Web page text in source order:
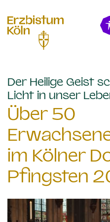
Der Heilige Geist
Licht in unser
Über 50
im Kölner
Pfingsten